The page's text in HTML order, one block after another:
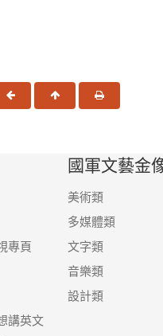
上一頁 回頂端 友善列印
專頁
講英文
國軍文藝金
美術類
多媒體類
文字類
音樂類
設計類